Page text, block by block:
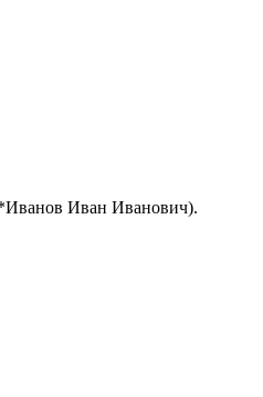
Иван Иванович).